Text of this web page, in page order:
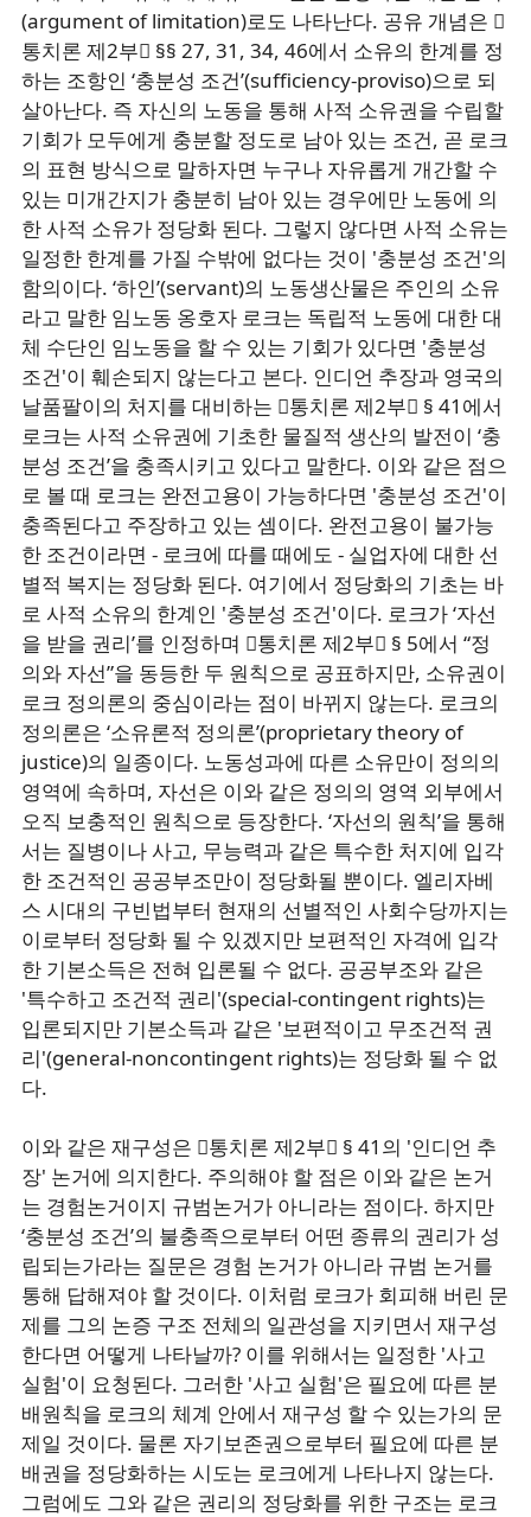
(argument of limitation)로도 나타난다. 공유 개념은 󰡔
통치론 제2부󰡕 §§ 27, 31, 34, 46에서 소유의 한계를 정
하는 조항인 ‘충분성 조건’(sufficiency-proviso)으로 되
살아난다. 즉 자신의 노동을 통해 사적 소유권을 수립할
기회가 모두에게 충분할 정도로 남아 있는 조건, 곧 로크
의 표현 방식으로 말하자면 누구나 자유롭게 개간할 수
있는 미개간지가 충분히 남아 있는 경우에만 노동에 의
한 사적 소유가 정당화 된다. 그렇지 않다면 사적 소유는
일정한 한계를 가질 수밖에 없다는 것이 '충분성 조건'의
함의이다. ‘하인’(servant)의 노동생산물은 주인의 소유
라고 말한 임노동 옹호자 로크는 독립적 노동에 대한 대
체 수단인 임노동을 할 수 있는 기회가 있다면 '충분성
조건'이 훼손되지 않는다고 본다. 인디언 추장과 영국의
날품팔이의 처지를 대비하는 󰡔통치론 제2부󰡕 § 41에서
로크는 사적 소유권에 기초한 물질적 생산의 발전이 ‘충
분성 조건’을 충족시키고 있다고 말한다. 이와 같은 점으
로 볼 때 로크는 완전고용이 가능하다면 '충분성 조건'이
충족된다고 주장하고 있는 셈이다. 완전고용이 불가능
한 조건이라면 - 로크에 따를 때에도 - 실업자에 대한 선
별적 복지는 정당화 된다. 여기에서 정당화의 기초는 바
로 사적 소유의 한계인 '충분성 조건'이다. 로크가 ‘자선
을 받을 권리’를 인정하며 󰡔통치론 제2부󰡕 § 5에서 “정
의와 자선”을 동등한 두 원칙으로 공표하지만, 소유권이
로크 정의론의 중심이라는 점이 바뀌지 않는다. 로크의
정의론은 ‘소유론적 정의론’(proprietary theory of
justice)의 일종이다. 노동성과에 따른 소유만이 정의의
영역에 속하며, 자선은 이와 같은 정의의 영역 외부에서
오직 보충적인 원칙으로 등장한다. ‘자선의 원칙’을 통해
서는 질병이나 사고, 무능력과 같은 특수한 처지에 입각
한 조건적인 공공부조만이 정당화될 뿐이다. 엘리자베
스 시대의 구빈법부터 현재의 선별적인 사회수당까지는
이로부터 정당화 될 수 있겠지만 보편적인 자격에 입각
한 기본소득은 전혀 입론될 수 없다. 공공부조와 같은
'특수하고 조건적 권리'(special-contingent rights)는
입론되지만 기본소득과 같은 '보편적이고 무조건적 권
리'(general-noncontingent rights)는 정당화 될 수 없
다.
이와 같은 재구성은 󰡔통치론 제2부󰡕 § 41의 '인디언 추
장' 논거에 의지한다. 주의해야 할 점은 이와 같은 논거
는 경험논거이지 규범논거가 아니라는 점이다. 하지만
‘충분성 조건’의 불충족으로부터 어떤 종류의 권리가 성
립되는가라는 질문은 경험 논거가 아니라 규범 논거를
통해 답해져야 할 것이다. 이처럼 로크가 회피해 버린 문
제를 그의 논증 구조 전체의 일관성을 지키면서 재구성
한다면 어떻게 나타날까? 이를 위해서는 일정한 '사고
실험'이 요청된다. 그러한 '사고 실험'은 필요에 따른 분
배원칙을 로크의 체계 안에서 재구성 할 수 있는가의 문
제일 것이다. 물론 자기보존권으로부터 필요에 따른 분
배권을 정당화하는 시도는 로크에게 나타나지 않는다.
그럼에도 그와 같은 권리의 정당화를 위한 구조는 로크